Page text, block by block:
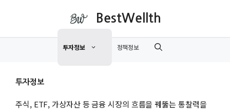
BestWellth
투자정보 정책정보
투자정보
주식, ETF, 가상자산 등 금융 시장의 흐름을 꿰뚫는 통찰력을